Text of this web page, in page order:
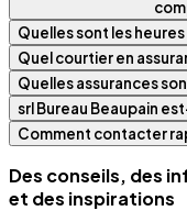
Quelles sont les
Quel courtier en
Quelles assurances
srl Bureau Beaupain
Comment contacter
Des conseils, des
et des inspirations